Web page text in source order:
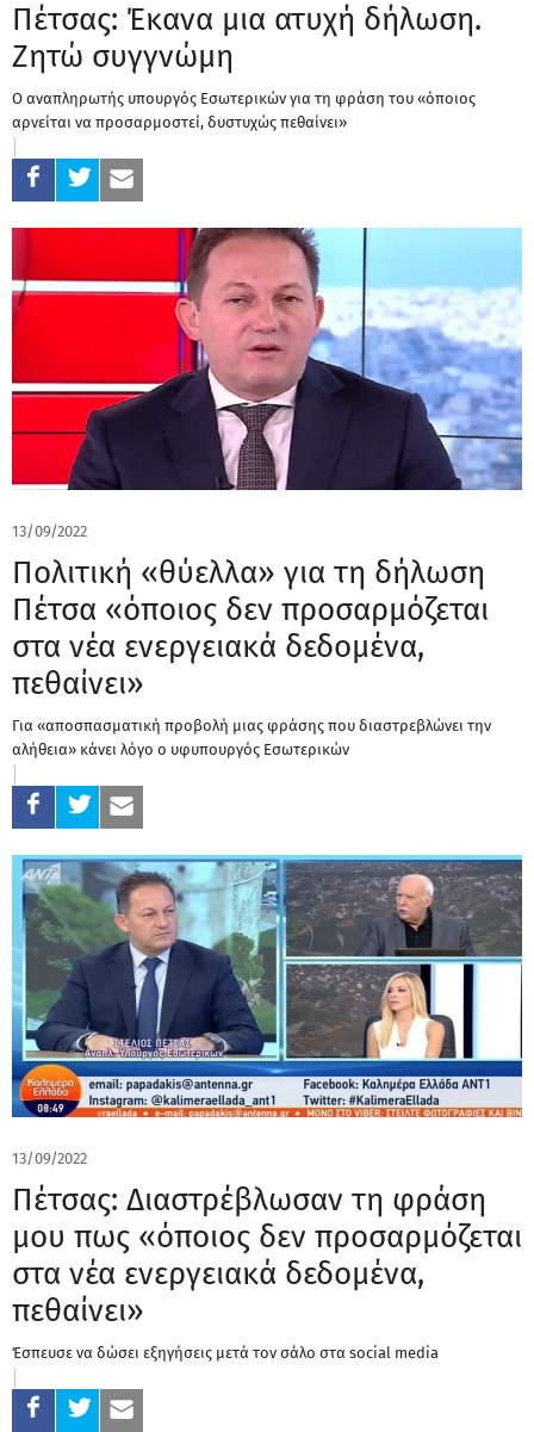
Πέτσας: Έκανα μια ατυχή δήλωση.
Ζητώ συγγνώμη
Ο αναπληρωτής υπουργός Εσωτερικών για τη φράση του «όποιος
αρνείται να προσαρμοστεί, δυστυχώς πεθαίνει»
13/09/2022
Πολιτική «θύελλα» για τη δήλωση
Πέτσα «όποιος δεν προσαρμόζεται
στα νέα ενεργειακά δεδομένα,
πεθαίνει»
Για «αποσπασματική προβολή μιας φράσης που διαστρεβλώνει την
αλήθεια» κάνει λόγο ο υφυπουργός Εσωτερικών
13/09/2022
Πέτσας: Διαστρέβλωσαν τη φράση
μου πως «όποιος δεν προσαρμόζεται
στα νέα ενεργειακά δεδομένα,
πεθαίνει»
Έσπευσε να δώσει εξηγήσεις μετά τον σάλο στα social media